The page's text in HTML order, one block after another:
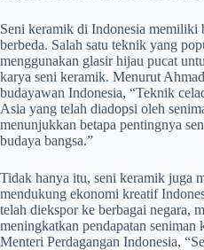
Seni keramik di Indonesia memiliki
berbeda. Salah satu teknik yang
menggunakan glasir hijau pucat
karya seni keramik. Menurut
budayawan Indonesia, “Teknik
Asia yang telah diadopsi oleh
menunjukkan betapa pentingnya
budaya bangsa.”
Tidak hanya itu, seni keramik juga
mendukung ekonomi kreatif
telah diekspor ke berbagai negara,
meningkatkan pendapatan
Menteri Perdagangan Indonesia,